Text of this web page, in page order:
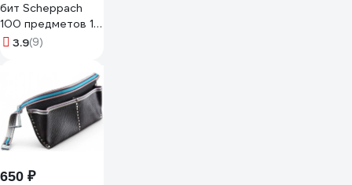
бит Scheppach
100 предметов 1/4
Sch-10100(65860)
3.9(9)
650 ₽